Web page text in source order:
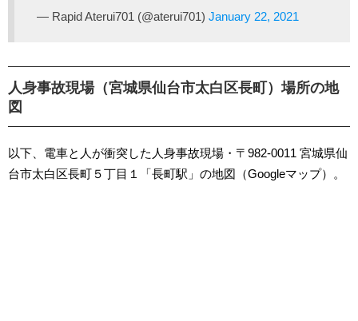
— Rapid Aterui701 (@aterui701) January 22, 2021
人身事故現場（宮城県仙台市太白区長町）場所の地
図
以下、電車と人が衝突した人身事故現場・〒982-0011 宮城県仙
台市太白区長町５丁目１「長町駅」の地図（Googleマップ）。